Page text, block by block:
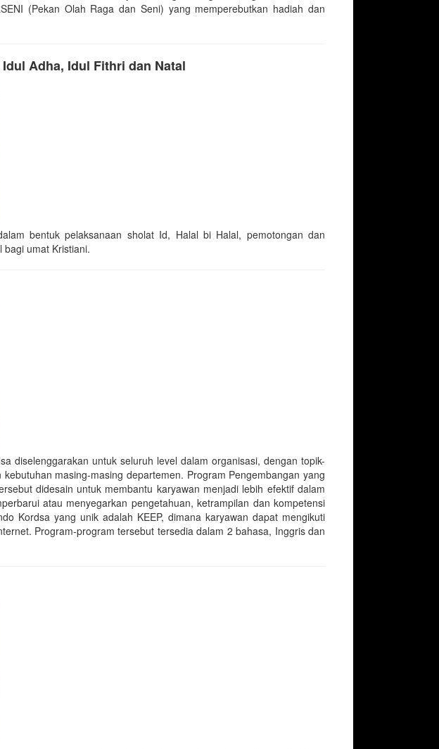
(Pekan Olah Raga dan Seni) yang memperebutkan hadiah dan
Adha, Idul Fithri dan Natal
bentuk pelaksanaan sholat Id, Halal bi Halal, pemotongan dan
umat Kristiani.
diselenggarakan untuk seluruh level dalam organisasi, dengan topik-
masing-masing departemen. Program Pengembangan yang
didesain untuk membantu karyawan menjadi lebih efektif dalam
atau menyegarkan pengetahuan, ketrampilan dan kompetensi
Kordsa yang unik adalah KEEP, dimana karyawan dapat mengikuti
Program-program tersebut tersedia dalam 2 bahasa, Inggris dan